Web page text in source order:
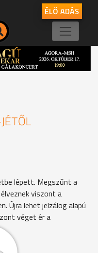
ÉLŐ ADÁS
lépett. Megszűnt a
viszont a
Újra lehet jelzálog alapú
véget ér a